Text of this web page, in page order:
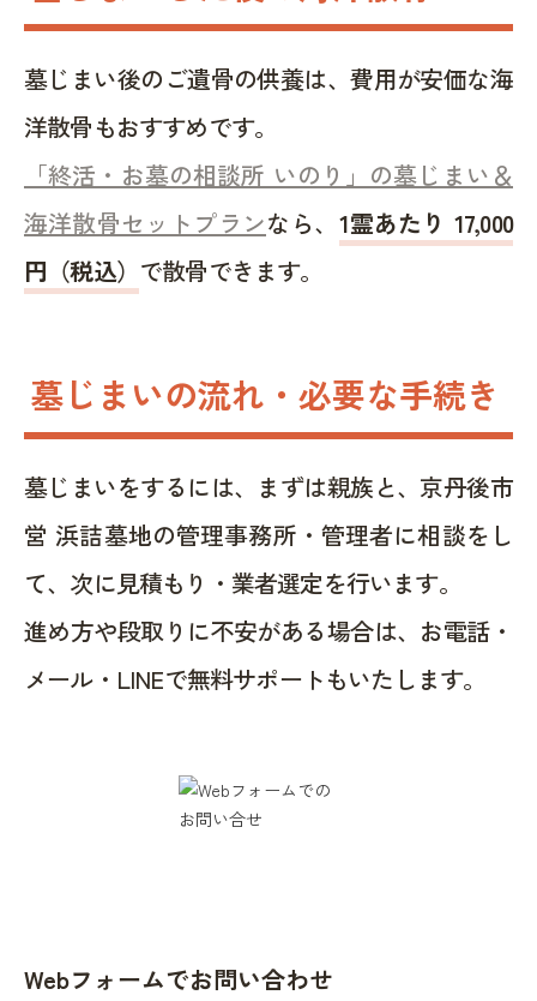
墓じまい後のご遺骨の供養は、費用が安価な海
洋散骨もおすすめです。
「終活・お墓の相談所 いのり」の墓じまい＆
海洋散骨セットプランなら、 1霊あたり 17,000
円（税込） で散骨できます。
墓じまいの流れ・必要な手続き
墓じまいをするには、まずは親族と、京丹後市
営 浜詰墓地の管理事務所・管理者に相談をし
て、次に見積もり・業者選定を行います。
進め方や段取りに不安がある場合は、お電話・
メール・LINEで無料サポートもいたします。
Webフォームでお問い合わせ